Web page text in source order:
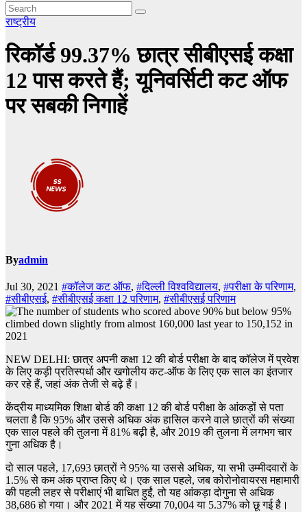
राष्ट्रीय
रिकॉर्ड 99.37% छात्र सीबीएसई कक्षा
12 पास करते हैं; यूनिवर्सिटी कट ऑफ
पर सबकी निगाहें
Byadmin
Jul 30, 2021 #कॉलेज कट ऑफ, #दिल्ली विश्वविद्यालय, #परीक्षा के परिणाम,
#सीबीएसई, #सीबीएसई कक्षा 12 परिणाम, #सीबीएसई परिणाम
NEW DELHI: छात्र अपनी कक्षा 12 की बोर्ड परीक्षा के बाद कॉलेज में प्रवेश
के लिए कड़ी प्रतिस्पर्धा और खगोलीय कट-ऑफ के लिए एक साल का इंतजार
कर रहे हैं, जहां अंक तेजी से बढ़े हैं।
केंद्रीय माध्यमिक शिक्षा बोर्ड की कक्षा 12 की बोर्ड परीक्षा के आंकड़ों से पता
चलता है कि 95% और उससे अधिक अंक हासिल करने वाले छात्रों की संख्या
एक साल पहले की तुलना में 81% बढ़ी है, और 2019 की तुलना में लगभग चार
गुना अधिक है।
दो साल पहले, 17,693 छात्रों ने 95% या उससे अधिक, या सभी उम्मीदवारों के
1.5% से कम अंक प्राप्त किए थे। एक साल पहले, जब कोरोनोवायरस महामारी
की पहली लहर से परीक्षाएं भी बाधित हुईं, तो यह आंकड़ा दोगुना से अधिक
38,686 हो गया। और 2021 में यह संख्या 70,004 या 5.37% को छू गई है।